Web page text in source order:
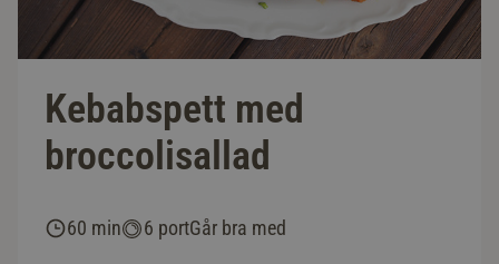
Kebabspett med
broccolisallad
60 min 6 portGår bra med